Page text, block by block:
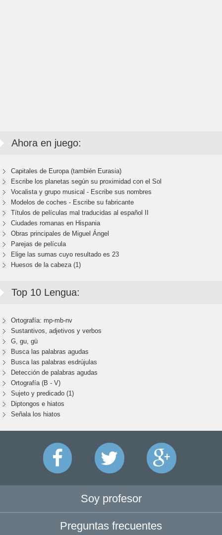
Ahora en juego:
Capitales de Europa (también Eurasia)
Escribe los planetas según su proximidad con el Sol
Vocalista y grupo musical - Escribe sus nombres
Modelos de coches - Escribe su fabricante
Títulos de películas mal traducidas al español II
Ciudades romanas en Hispania
Obras principales de Miguel Ángel
Parejas de película
Elige las sumas cuyo resultado es 23
Huesos de la cabeza (1)
Top 10 Lengua:
Ortografía: mp-mb-nv
Sustantivos, adjetivos y verbos
G, gu, gü
Busca las palabras agudas
Busca las palabras esdrújulas
Detección de palabras agudas
Ortografía (B - V)
Sujeto y predicado (1)
Diptongos e hiatos
Señala los hiatos
Soy profesor
Preguntas frecuentes